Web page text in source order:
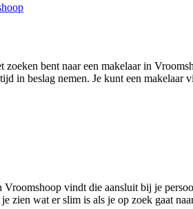
bent naar een makelaar in
in beslag nemen. Je kunt een makelaar
Vroomshoop vindt die aansluit bij je
zien wat er slim is als je op zoek gaat